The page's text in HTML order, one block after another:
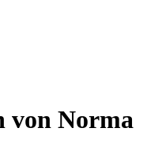
von Norma